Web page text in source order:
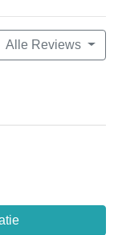
Alle Reviews